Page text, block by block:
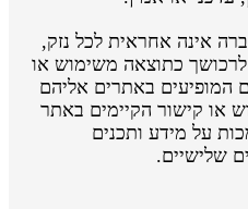
אינה אחראית לכל נזק,
כתוצאה משימוש או
באתרים אליהם
קישור הקיימים באתר
על מידע ותכנים